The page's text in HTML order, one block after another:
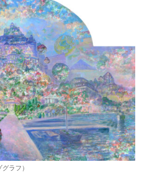
ラフ）